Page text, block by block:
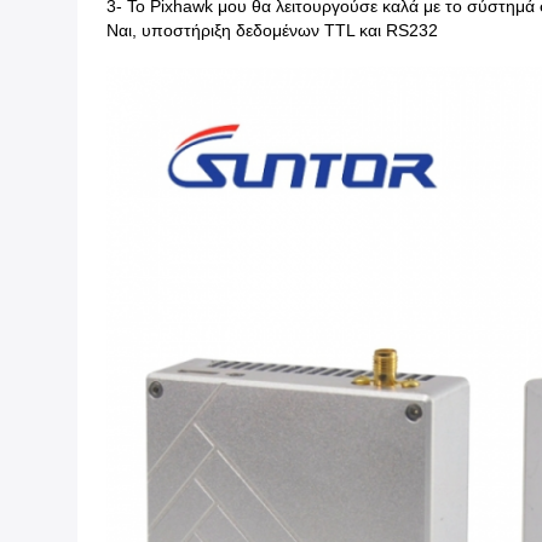
3- Το Pixhawk μου θα λειτουργούσε καλά με το σύστημά
Ναι, υποστήριξη δεδομένων TTL και RS232